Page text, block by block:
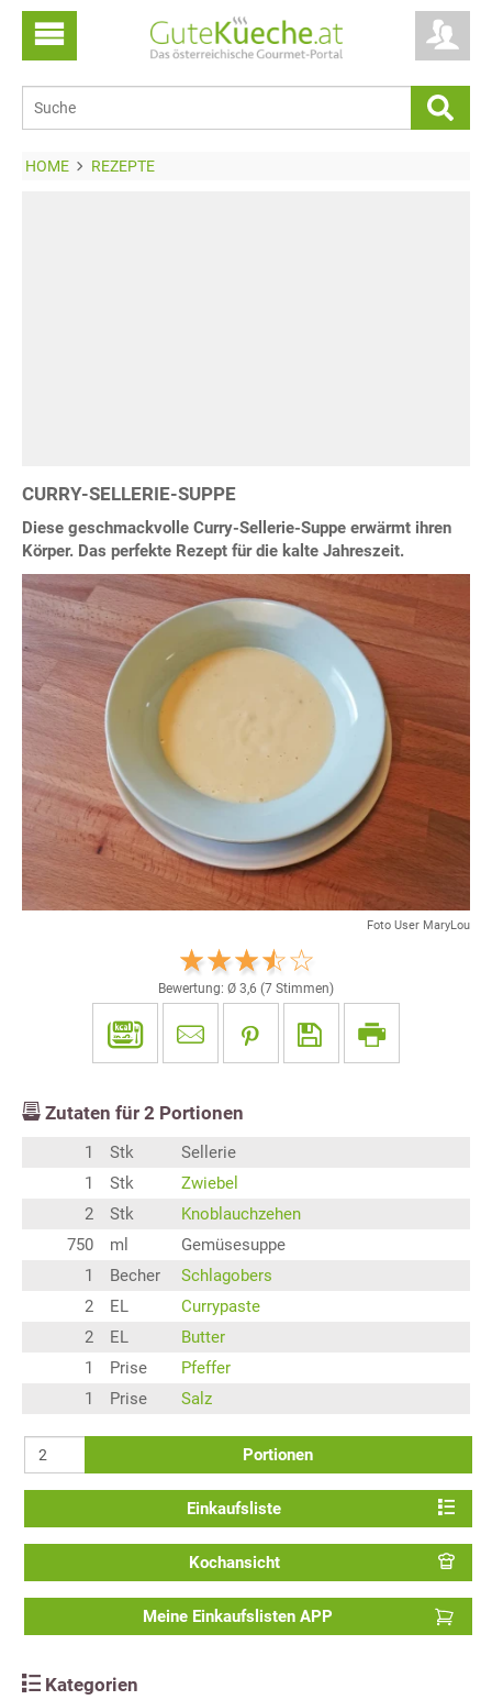
HOME REZEPTE
CURRY-SELLERIE-SUPPE
Diese geschmackvolle Curry-Sellerie-Suppe erwärmt ihren
Körper. Das perfekte Rezept für die kalte Jahreszeit.
Foto User MaryLou
Bewertung: Ø 3,6 (7 Stimmen)
Zutaten für 2 Portionen
1 Stk
Sellerie
1
Stk
Zwiebel
2
Stk
Knoblauchzehen
750
ml
Gemüsesuppe
1
Becher
Schlagobers
2
EL
Currypaste
2
EL
Butter
1
Prise
Pfeffer
1
Prise Salz
Portionen
Einkaufsliste
Kochansicht
Meine Einkaufslisten APP
Kategorien